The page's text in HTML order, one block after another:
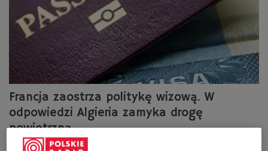
Francja zaostrza politykę wizową. W
odpowiedzi Algieria zamyka drogę
powietrzną